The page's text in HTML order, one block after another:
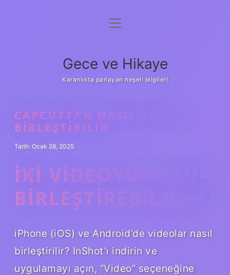
Anasayfa
Yasal Uyarı
menüyü
Gece ve Hikaye
Karanlıkta parlayan neşeli bilgiler!
CAPCUTTAN NASIL VIDEO
BIRLEŞTIRILIR
Tarih: Ocak 28, 2025
İKI VIDEOYU NASIL
BIRLEŞTIREBILIRIZ?
iPhone (iOS) ve Android’de videolar nasıl
birleştirilir? InShot’ı indirin ve
uygulamayı açın, “Video” seçeneğine